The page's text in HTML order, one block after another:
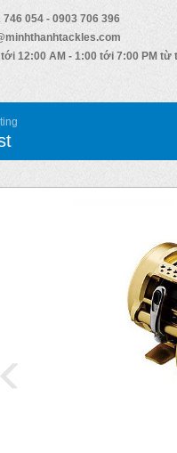
746 054 - 0903 706 396
12:00 AM - 1:00 tới 7:00 PM từ